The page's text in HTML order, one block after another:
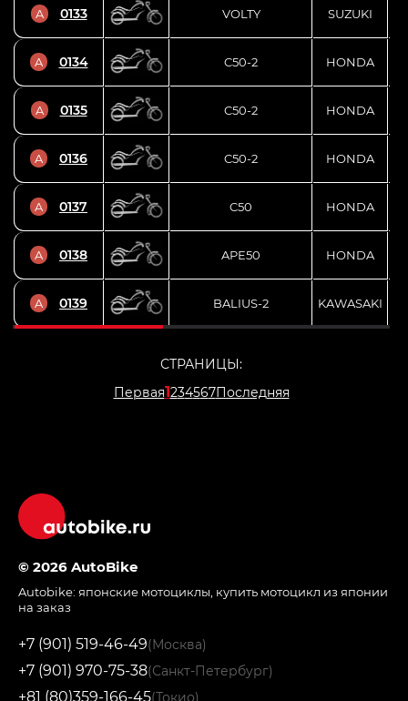
A 0133 VOLTY SUZUKI
A 0134 C50-2 HONDA
A 0135 C50-2 HONDA
A 0136 C50-2 HONDA
A 0137 C50 HONDA
A 0138 APE50 HONDA
A 0139 BALIUS-2 KAWASAKI
СТРАНИЦЫ:
Первая1234567Последняя
© 2026 AutoBike
Autobike: японские мотоциклы, купить мотоцикл из японии
на заказ
+7 (901) 519-46-49(Москва)
+7 (901) 970-75-38(Санкт-Петербург)
+81 (80)359-166-45(Токио)